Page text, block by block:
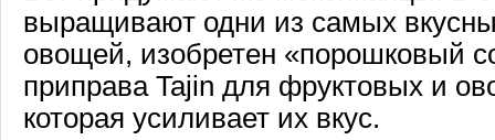
выращивают одни из самых
овощей, изобретен «порошковый
приправа Tajin для фруктовых и
которая усиливает их вкус.